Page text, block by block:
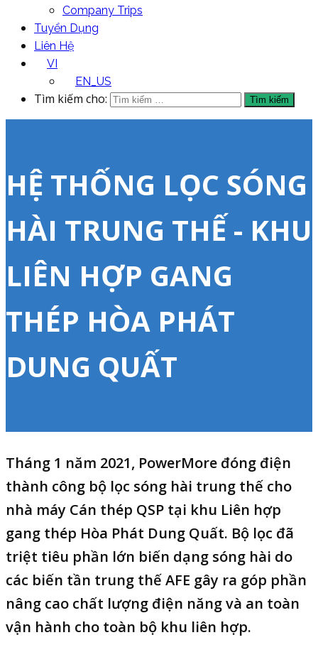
Company Trips
Tuyển Dụng
Liên Hệ
VI
EN_US
Tìm kiếm cho:
HỆ THỐNG LỌC SÓNG
HÀI TRUNG THẾ - KHU
LIÊN HỢP GANG
THÉP HÒA PHÁT
DUNG QUẤT
Tháng 1 năm 2021, PowerMore đóng điện
thành công bộ lọc sóng hài trung thế cho
nhà máy Cán thép QSP tại khu Liên hợp
gang thép Hòa Phát Dung Quất. Bộ lọc đã
triệt tiêu phần lớn biến dạng sóng hài do
các biến tần trung thế AFE gây ra góp phần
nâng cao chất lượng điện năng và an toàn
vận hành cho toàn bộ khu liên hợp.